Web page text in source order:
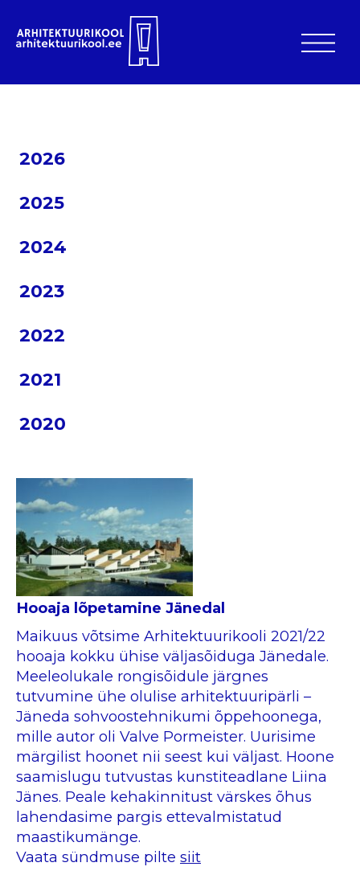
2026
2025
2024
2023
2022
2021
2020
Hooaja lõpetamine Jänedal
Maikuus võtsime Arhitektuurikooli 2021/22
hooaja kokku ühise väljasõiduga Jänedale.
Meeleolukale rongisõidule järgnes
tutvumine ühe olulise arhitektuuripärli –
Jäneda sohvoostehnikumi õppehoonega,
mille autor oli Valve Pormeister. Uurisime
märgilist hoonet nii seest kui väljast. Hoone
saamislugu tutvustas kunstiteadlane Liina
Jänes. Peale kehakinnitust värskes õhus
lahendasime pargis ettevalmistatud
maastikumänge.
Vaata sündmuse pilte siit